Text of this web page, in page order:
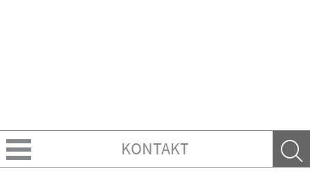
KONTAKT